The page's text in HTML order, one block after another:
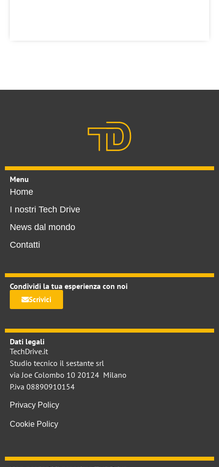
Menu
Home
I nostri Tech Drive
News dal mondo
Contatti
Condividi la tua esperienza con noi
Scrivici
Dati legali
TechDrive.it
Studio tecnico il sestante srl
via Joe Colombo 10 20124 Milano
P.iva 08890910154
Privacy Policy
Cookie Policy